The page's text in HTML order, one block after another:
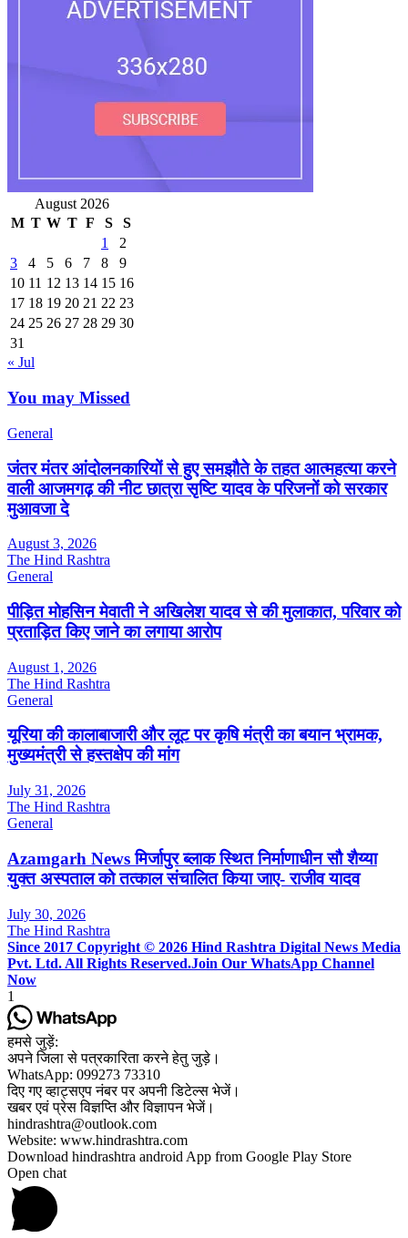
August 2026
M T W T F S
S
1
2
3
4 5 6 7 8
9
10 11 12 13 14 15 16
17 18 19 20 21 22 23
24 25 26 27 28 29 30
31
« Jul
You may Missed
General
जंतर मंतर आंदोलनकारियों से हुए समझौते के तहत आत्महत्या करने
वाली आजमगढ़ की नीट छात्रा सृष्टि यादव के परिजनों को सरकार
मुआवजा दे
August 3, 2026
The Hind Rashtra
General
पीड़ित मोहसिन मेवाती ने अखिलेश यादव से की मुलाकात, परिवार को
प्रताड़ित किए जाने का लगाया आरोप
August 1, 2026
The Hind Rashtra
General
यूरिया की कालाबाजारी और लूट पर कृषि मंत्री का बयान भ्रामक,
मुख्यमंत्री से हस्तक्षेप की मांग
July 31, 2026
The Hind Rashtra
General
Azamgarh News मिर्जापुर ब्लाक स्थित निर्माणाधीन सौ शैय्या
युक्त अस्पताल को तत्काल संचालित किया जाए- राजीव यादव
July 30, 2026
The Hind Rashtra
Since 2017 Copyright © 2026 Hind Rashtra Digital News Media
Pvt. Ltd. All Rights Reserved.Join Our WhatsApp Channel
Now
1
हमसे जुड़ें:
अपने जिला से पत्रकारिता करने हेतु जुड़े।
WhatsApp: 099273 73310
दिए गए व्हाट्सएप नंबर पर अपनी डिटेल्स भेजें।
खबर एवं प्रेस विज्ञप्ति और विज्ञापन भेजें।
hindrashtra@outlook.com
Website: www.hindrashtra.com
Download hindrashtra android App from Google Play Store
Open chat